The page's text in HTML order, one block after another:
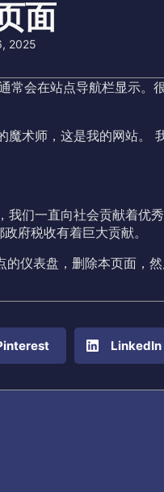
面
2025
会在站点导航栏显示。
术师，这是我的网站。
们一直向社会贡献着优
府税收有着巨大贡献。
的仪表盘 ，删除本页面，
LinkedIn